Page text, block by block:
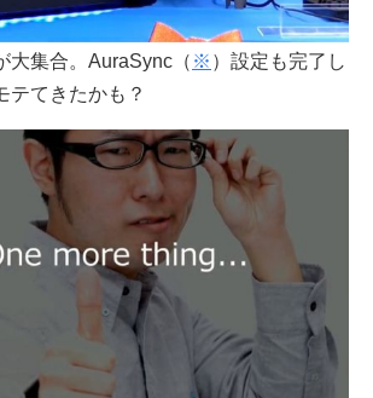
集合。AuraSync（ ※ ）設定も完了し
テてきたかも？